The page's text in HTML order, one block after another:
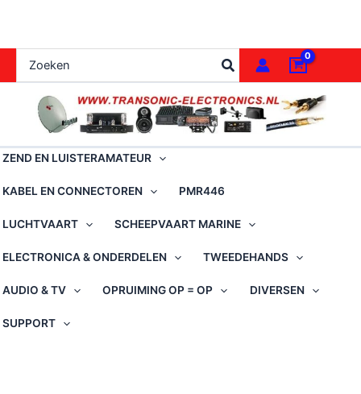
de
inhoud
naar:
ZEND EN LUISTERAMATEUR
KABEL EN CONNECTOREN PMR446
LUCHTVAART SCHEEPVAART MARINE
ELECTRONICA & ONDERDELEN TWEEDEHANDS
AUDIO & TV OPRUIMING OP = OP DIVERSEN
SUPPORT